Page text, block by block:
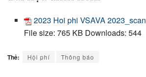
2023 Hoi phi VSAVA 2023_scan
File size: 765 KB Downloads: 544
Thẻ: Hội phí Thông báo